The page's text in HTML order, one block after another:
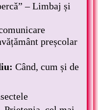
– Limbaj și
preșcolar
: Când, cum și de